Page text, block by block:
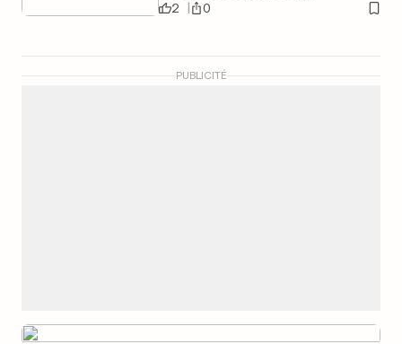
2 0
PUBLICITÉ